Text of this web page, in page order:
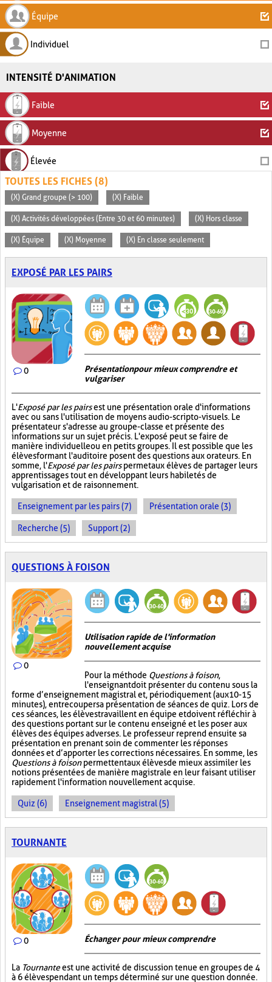
Équipe
Individuel
INTENSITÉ D'ANIMATION
Faible
Moyenne
Élevée
TOUTES LES FICHES (8)
(X) Grand groupe (> 100) (X) Faible
(X) Activités développées (Entre 30 et 60 minutes) (X) Hors classe
(X) Équipe (X) Moyenne (X) En classe seulement
EXPOSÉ PAR LES PAIRS
0
Présentation pour mieux comprendre et
vulgariser
L'Exposé par les pairsest une présentation orale d'informations
avec ou sans l'utilisation de moyens audio-scripto-visuels. Le
présentateur s'adresse au groupe-classe et présente des
informations sur un sujet précis. L'exposé peut se faire de
manière individuelle ou en petits groupes. Il est possible que les
élèves formant l'auditoire posent des questions aux orateurs. En
somme, l'Exposé par les pairspermet aux élèves de partager leurs
apprentissages tout en développant leurs habiletés de
vulgarisation et de raisonnement.
Enseignement par les pairs (7) Présentation orale (3)
Recherche (5) Support (2)
QUESTIONS À FOISON
0
Utilisation rapide de l'information
nouvellement acquise
Pour la méthode Questions à foison,
l'enseignant doit présenter du contenu sous la
forme d’enseignement magistral et, périodiquement (aux 10-15
minutes), entrecouper sa présentation de séances de quiz. Lors de
ces séances, les élèves travaillent en équipe et doivent réfléchir à
des questions portant sur le contenu enseigné et les poser aux
élèves des équipes adverses. Le professeur reprend ensuite sa
présentation en prenant soin de commenter les réponses
données et d’apporter les corrections nécessaires. En somme, les
Questions à foisonpermettent aux élèves de mieux assimiler les
notions présentées de manière magistrale en leur faisant utiliser
rapidement l'information nouvellement acquise.
Quiz (6) Enseignement magistral (5)
TOURNANTE
0 Échanger pour mieux comprendre
La Tournanteest une activité de discussion tenue en groupes de 4
à 6 élèves pendant un temps déterminé sur une question donnée.